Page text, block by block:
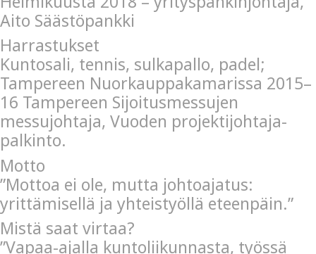
Aito Säästöpankki
Harrastukset
Kuntosali, tennis, sulkapallo, padel;
Tampereen Nuorkauppakamarissa 2015–
16 Tampereen Sijoitusmessujen
messujohtaja, Vuoden projektijohtaja-
palkinto.
Motto
”Mottoa ei ole, mutta johtoajatus:
yrittämisellä ja yhteistyöllä eteenpäin.”
Mistä saat virtaa?
”Vapaa-ajalla kuntoliikunnasta, työssä